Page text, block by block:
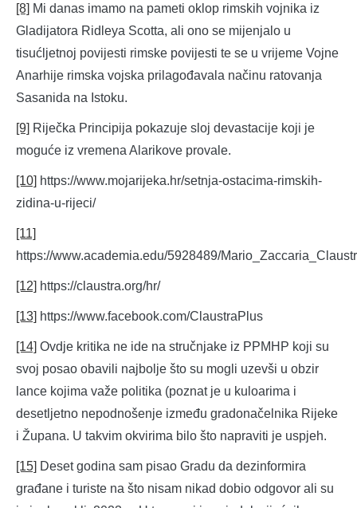
[8] Mi danas imamo na pameti oklop rimskih vojnika iz
Gladijatora Ridleya Scotta, ali ono se mijenjalo u
tisućljetnoj povijesti rimske povijesti te se u vrijeme Vojne
Anarhije rimska vojska prilagođavala načinu ratovanja
Sasanida na Istoku.
[9] Riječka Principija pokazuje sloj devastacije koji je
moguće iz vremena Alarikove provale.
[10] https://www.mojarijeka.hr/setnja-ostacima-rimskih-
zidina-u-rijeci/
[11]
https://www.academia.edu/5928489/
[12] https://claustra.org/hr/
[13] https://www.facebook.com/ClaustraPlus
[14] Ovdje kritika ne ide na stručnjake iz PPMHP koji su
svoj posao obavili najbolje što su mogli uzevši u obzir
lance kojima važe politika (poznat je u kuloarima i
desetljetno nepodnošenje između gradonačelnika Rijeke
i Župana. U takvim okvirima bilo što napraviti je uspjeh.
[15] Deset godina sam pisao Gradu da dezinformira
građane i turiste na što nisam nikad dobio odgovor ali su